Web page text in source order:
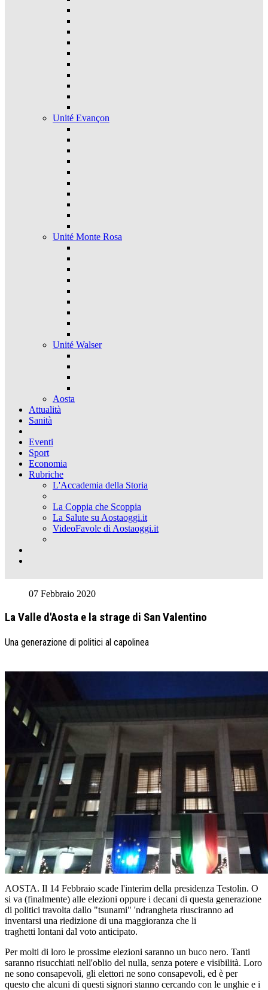
Unité Evançon
Unité Monte Rosa
Unité Walser
Aosta
Attualità
Sanità
Eventi
Sport
Economia
Rubriche
L'Accademia della Storia
La Coppia che Scoppia
La Salute su Aostaoggi.it
VideoFavole di Aostaoggi.it
07 Febbraio 2020
La Valle d'Aosta e la strage di San Valentino
Una generazione di politici al capolinea
AOSTA. Il 14 Febbraio scade l'interim della presidenza Testolin. O
si va (finalmente) alle elezioni oppure i decani di questa generazione
di politici travolta dallo "tsunami" 'ndrangheta riusciranno ad
inventarsi una riedizione di una maggioranza che li
traghetti lontani dal voto anticipato.
Per molti di loro le prossime elezioni saranno un buco nero. Tanti
saranno risucchiati nell'oblio del nulla, senza potere e visibilità. Loro
ne sono consapevoli, gli elettori ne sono consapevoli, ed è per
questo che alcuni di questi signori stanno cercando con le unghie e i